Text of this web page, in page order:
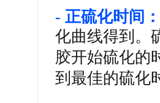
- 正硫化时间：
化曲线得到。
胶开始硫化的
到最佳的硫化